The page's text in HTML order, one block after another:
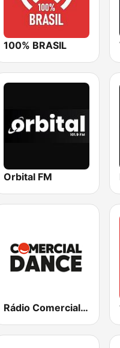
100% BRASIL
Orbital FM
Rádio Comercial Dance